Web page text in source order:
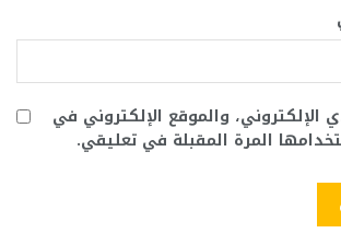
والموقع الإلكتروني في
المرة المقبلة في تعليقي.